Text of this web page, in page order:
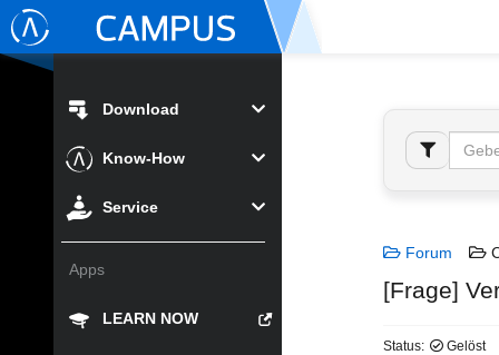
Download
Know-How
Service
Apps
LEARN NOW
Forum
[Frage]
Status:
Gelöst